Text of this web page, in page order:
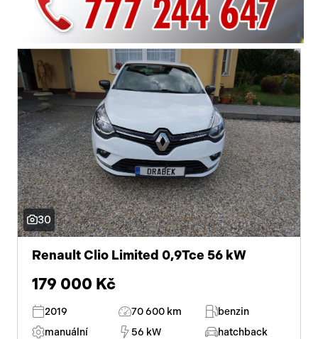
30
Renault Clio Limited 0,9Tce 56 kW
179 000 Kč
2019 70 600 km
benzin
manuální
56 kW hatchback